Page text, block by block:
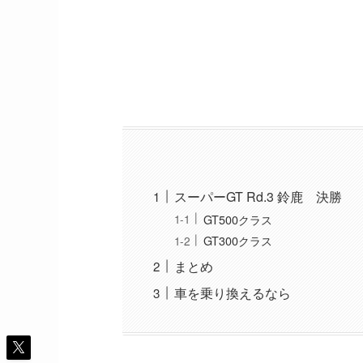
スーパーGT Rd.3 鈴鹿 決勝
GT500クラス
GT300クラス
まとめ
車を乗り換えるなら